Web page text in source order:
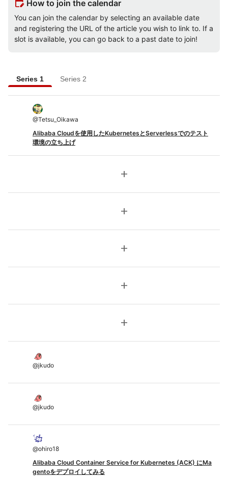
edit_calendar How to join the calendar
You can join the calendar by selecting an available date
and registering the URL of the article you wish to link to. If a
slot is available, you can go back to a past date to join!
Series 1 Series 2
@Tetsu_Oikawa
Alibaba Cloudを使用したKubernetesとServerlessでのテスト
環境の立ち上げ
add
add
add
add
add
@jkudo
@jkudo
@ohiro18
Alibaba Cloud Container Service for Kubernetes (ACK) にMa
gentoをデプロイしてみる